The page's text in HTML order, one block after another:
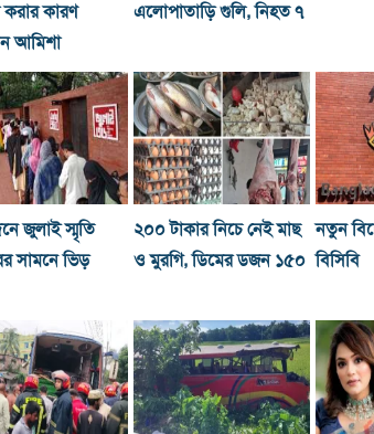
করার কারণ
আমিশা
এলোপাতাড়ি গুলি, নিহত ৭
জুলাই স্মৃতি
সামনে ভিড়
২০০ টাকার নিচে নেই মাছ
ও মুরগি, ডিমের ডজন ১৫০
নতুন
বিসিবি